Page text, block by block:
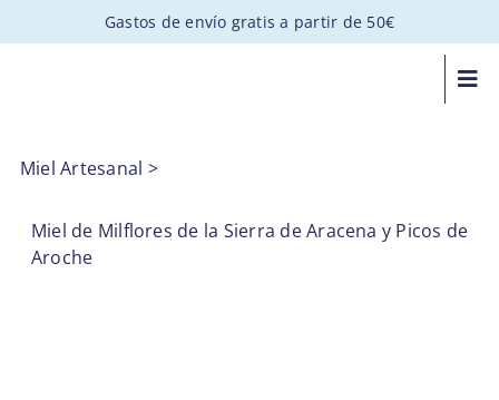
al
Gastos de envío gratis a partir de 50€
Miel Artesanal >
Miel de Milflores de la Sierra de Aracena y Picos de
Aroche